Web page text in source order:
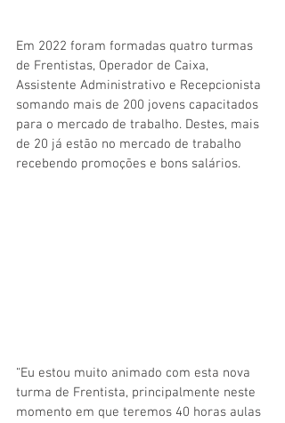
Em 2022 foram formadas quatro turmas
de Frentistas, Operador de Caixa,
Assistente Administrativo e Recepcionista
somando mais de 200 jovens capacitados
para o mercado de trabalho. Destes, mais
de 20 já estão no mercado de trabalho
recebendo promoções e bons salários.
“Eu estou muito animado com esta nova
turma de Frentista, principalmente neste
momento em que teremos 40 horas aulas